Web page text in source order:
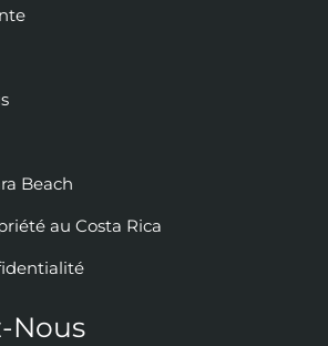
Beach
au Costa Rica
Nous